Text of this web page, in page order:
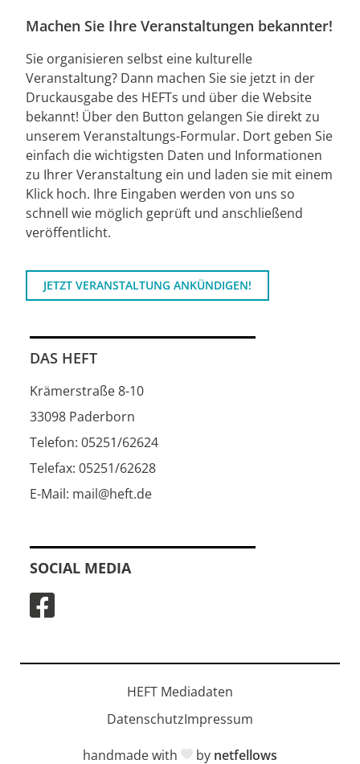
Machen Sie Ihre Veranstaltungen bekannter!
Sie organisieren selbst eine kulturelle
Veranstaltung? Dann machen Sie sie jetzt in der
Druckausgabe des HEFTs und über die Website
bekannt! Über den Button gelangen Sie direkt zu
unserem Veranstaltungs-Formular. Dort geben Sie
einfach die wichtigsten Daten und Informationen
zu Ihrer Veranstaltung ein und laden sie mit einem
Klick hoch. Ihre Eingaben werden von uns so
schnell wie möglich geprüft und anschließend
veröffentlicht.
JETZT VERANSTALTUNG ANKÜNDIGEN!
DAS HEFT
Krämerstraße 8-10
33098 Paderborn
Telefon: 05251/62624
Telefax: 05251/62628
E-Mail: mail@heft.de
SOCIAL MEDIA
HEFT Mediadaten
DatenschutzImpressum
handmade with by netfellows